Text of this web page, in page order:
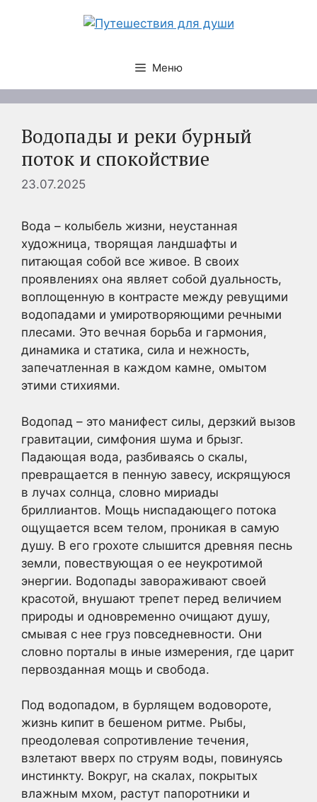
Меню
Водопады и реки бурный
поток и спокойствие
23.07.2025
Вода – колыбель жизни, неустанная
художница, творящая ландшафты и
питающая собой все живое. В своих
проявлениях она являет собой дуальность,
воплощенную в контрасте между ревущими
водопадами и умиротворяющими речными
плесами. Это вечная борьба и гармония,
динамика и статика, сила и нежность,
запечатленная в каждом камне, омытом
этими стихиями.
Водопад – это манифест силы, дерзкий вызов
гравитации, симфония шума и брызг.
Падающая вода, разбиваясь о скалы,
превращается в пенную завесу, искрящуюся
в лучах солнца, словно мириады
бриллиантов. Мощь ниспадающего потока
ощущается всем телом, проникая в самую
душу. В его грохоте слышится древняя песнь
земли, повествующая о ее неукротимой
энергии. Водопады завораживают своей
красотой, внушают трепет перед величием
природы и одновременно очищают душу,
смывая с нее груз повседневности. Они
словно порталы в иные измерения, где царит
первозданная мощь и свобода.
Под водопадом, в бурлящем водовороте,
жизнь кипит в бешеном ритме. Рыбы,
преодолевая сопротивление течения,
взлетают вверх по струям воды, повинуясь
инстинкту. Вокруг, на скалах, покрытых
влажным мхом, растут папоротники и